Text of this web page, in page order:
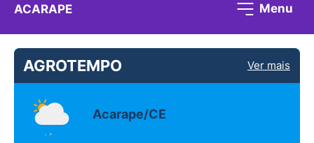
ACARAPE Menu
AGROTEMPO Ver mais
Acarape/CE